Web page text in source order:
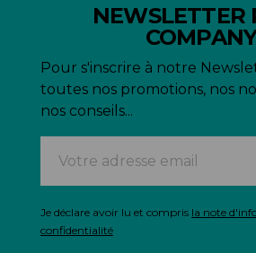
NEWSLETTER
Pour s'inscrire à notre
toutes nos promotions, nos
nos conseils...
Je déclare avoir lu et compris la note
confidentialité